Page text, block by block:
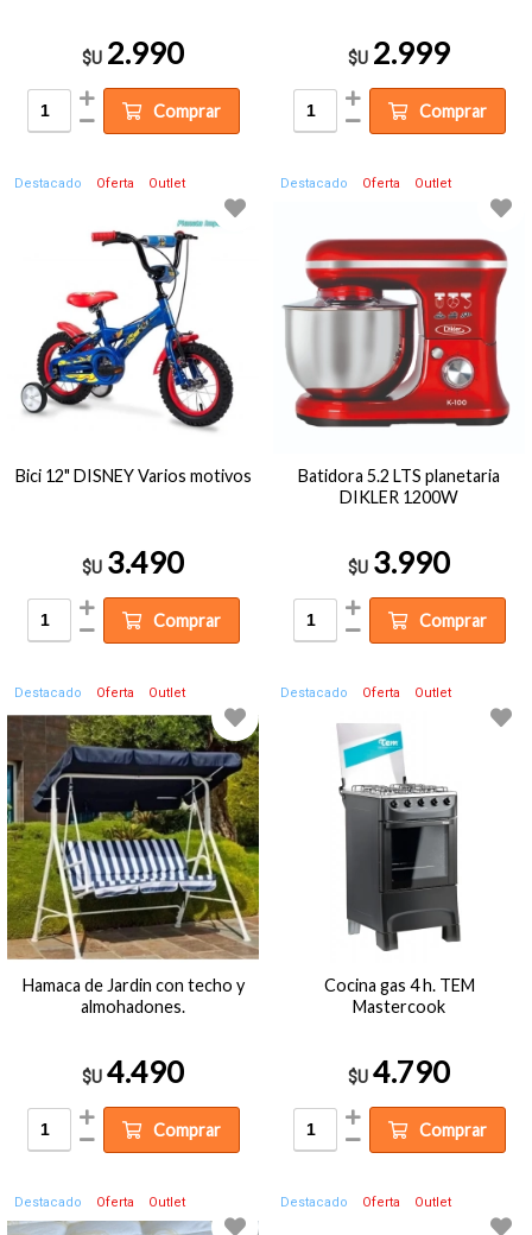
$U 2.990
Comprar
$U 2.999
Comprar
Destacado Oferta Outlet
Bici 12" DISNEY Varios motivos
$U 3.490
Comprar
Destacado Oferta Outlet
Batidora 5.2 LTS planetaria
DIKLER 1200W
$U 3.990
Comprar
Destacado Oferta Outlet
Hamaca de Jardin con techo y
almohadones.
$U 4.490
Comprar
Destacado Oferta Outlet
Cocina gas 4 h. TEM
Mastercook
$U 4.790
Comprar
Destacado Oferta Outlet Destacado Oferta Outlet